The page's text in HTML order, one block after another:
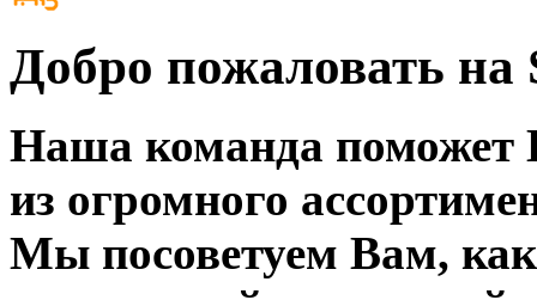
Добро пожаловать на
Наша команда поможет
из огромного
Мы посоветуем Вам,